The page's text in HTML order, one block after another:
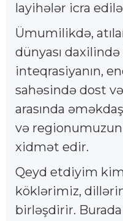
layihələr icra
Ümumilikdə,
dünyası
inteqrasiyanın,
sahəsində dost
arasında
və regionumuzun
xidmət edir.
Qeyd etdiyim
köklərimiz,
birləşdirir. Burada